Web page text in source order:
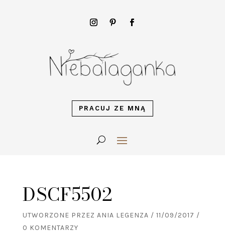
PRACUJ ZE MNĄ
DSCF5502
UTWORZONE PRZEZ ANIA LEGENZA / 11/09/2017 /
0 KOMENTARZY